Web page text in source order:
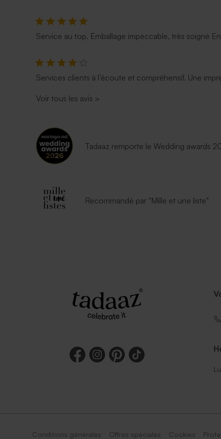
Service au top. Emballage impeccable, très soigné
Services clients à l’écoute et compréhensif. Une
Voir tous les avis >
Tadaaz remporte le Wedding awards
Recommandé par "Mille et une liste"
Conditions générales Offres spéciales Cookies